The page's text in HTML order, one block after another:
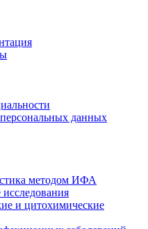
данных
методом ИФА
и цитохимические